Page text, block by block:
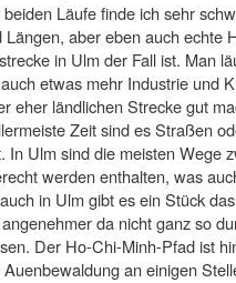
Läufe finde ich sehr
aber eben auch echte
in Ulm der Fall ist. Man
etwas mehr Industrie und
eher ländlichen Strecke gut
Zeit sind es Straßen
In Ulm sind die meisten Wege
werden enthalten, was
in Ulm gibt es ein Stück
da nicht ganz so
Der Ho-Chi-Minh-Pfad ist
an einigen